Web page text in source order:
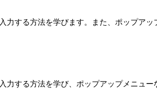
する方法を学びます。また、ポップアッ
する方法を学び、ポップアップメニュー